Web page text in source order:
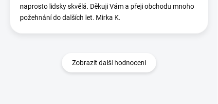
naprosto lidsky skvělá. Děkuji Vám a přeji obchodu mnoho
požehnání do dalších let. Mirka K.
Zobrazit další hodnocení